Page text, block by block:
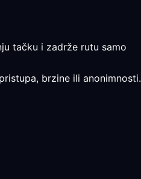
tačku i zadrže rutu samo
brzine ili anonimnosti.